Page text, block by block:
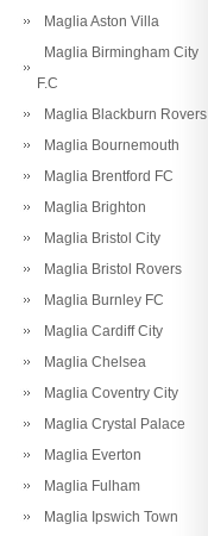
Maglia Aston Villa
Maglia Birmingham City
F.C
Maglia Blackburn Rovers
Maglia Bournemouth
Maglia Brentford FC
Maglia Brighton
Maglia Bristol City
Maglia Bristol Rovers
Maglia Burnley FC
Maglia Cardiff City
Maglia Chelsea
Maglia Coventry City
Maglia Crystal Palace
Maglia Everton
Maglia Fulham
Maglia Ipswich Town